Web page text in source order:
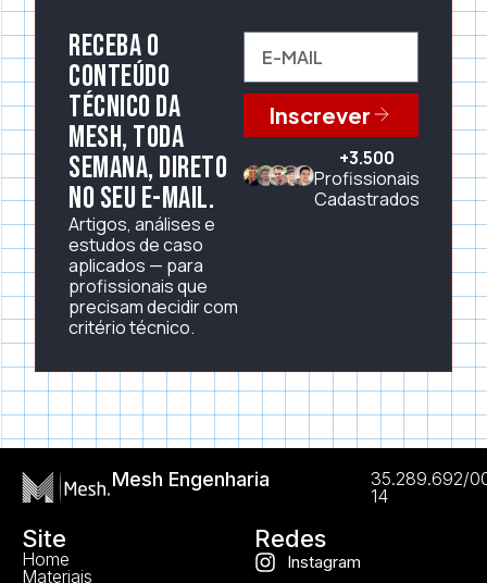
Receba o
conteúdo
técnico da
Mesh, toda
semana, direto
no seu e-mail.
Artigos, análises e
estudos de caso
aplicados — para
profissionais que
precisam decidir com
critério técnico.
Inscrever
+3.500
Profissionais
Cadastrados
Mesh Engenharia
35.289.692/
14
Site
Home
Materiais
Redes
Instagram